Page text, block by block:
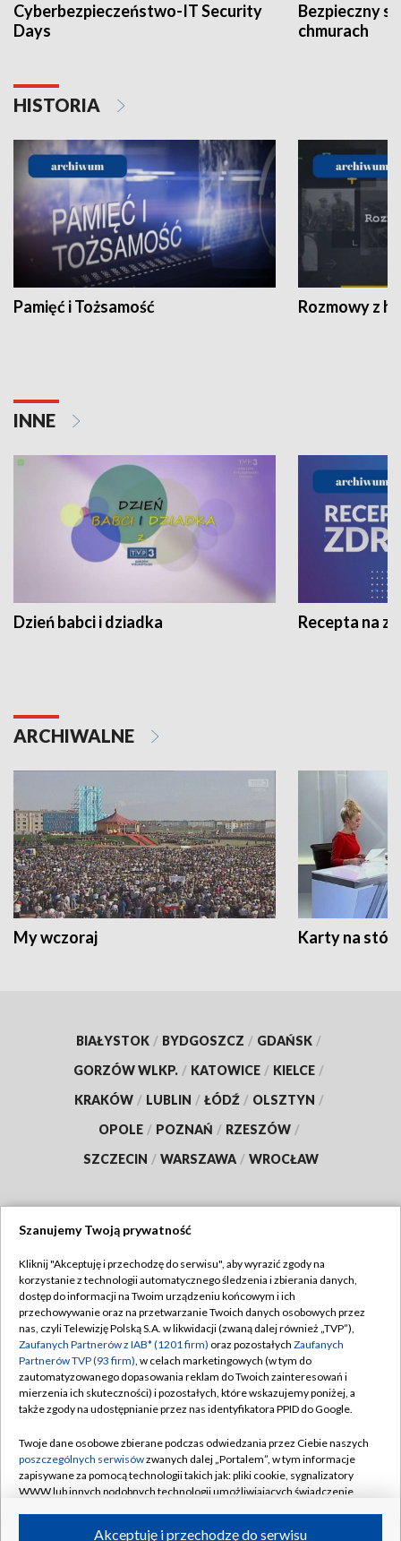
Cyberbezpieczeństwo-IT Security
Days
Bezpieczny
chmurach
HISTORIA
Pamięć i Tożsamość Rozmowy z
INNE
Dzień babci i dziadka Recepta na
ARCHIWALNE
My wczoraj Karty na
BIAŁYSTOK / BYDGOSZCZ / GDAŃSK /
GORZÓW WLKP. / KATOWICE / KIELCE /
KRAKÓW / LUBLIN / ŁÓDŹ / OLSZTYN /
OPOLE / POZNAŃ / RZESZÓW /
SZCZECIN / WARSZAWA / WROCŁAW
TVP
Abonament TVP
Emisja w TVP
Centrum informacji TVP
Naziemna Telewizja Cyfrowa
Rada Programowa
System NOS
Informacje o nadawcy
Regulamin TVP
Polityka prywatności
Moje zgody
Pomoc
Kontakt
Kanały
Szanujemy Twoją prywatność
Kliknij "Akceptuję i przechodzę do serwisu", aby wyrazić zgody na
korzystanie z technologii automatycznego śledzenia i zbierania danych,
dostęp do informacji na Twoim urządzeniu końcowym i ich
przechowywanie oraz na przetwarzanie Twoich danych osobowych przez
nas, czyli Telewizję Polską S.A. w likwidacji (zwaną dalej również „TVP”),
Zaufanych Partnerów z IAB* (1201 firm) oraz pozostałych Zaufanych
Partnerów TVP (93 firm), w celach marketingowych (w tym do
zautomatyzowanego dopasowania reklam do Twoich zainteresowań i
mierzenia ich skuteczności) i pozostałych, które wskazujemy poniżej, a
także zgody na udostępnianie przez nas identyfikatora PPID do Google.
Twoje dane osobowe zbierane podczas odwiedzania przez Ciebie naszych
poszczególnych serwisówzwanych dalej „Portalem”, w tym informacje
zapisywane za pomocą technologii takich jak: pliki cookie, sygnalizatory
WWW lub innych podobnych technologii umożliwiających świadczenie
Akceptuję i przechodzę do serwisu